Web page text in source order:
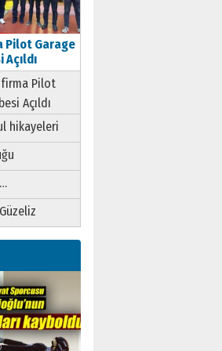
Pilot Garage
Pilot
Açıldı
hikayeleri